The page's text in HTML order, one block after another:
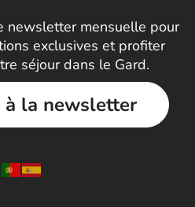
newsletter mensuelle pour
exclusives et profiter
séjour dans le Gard.
à la newsletter